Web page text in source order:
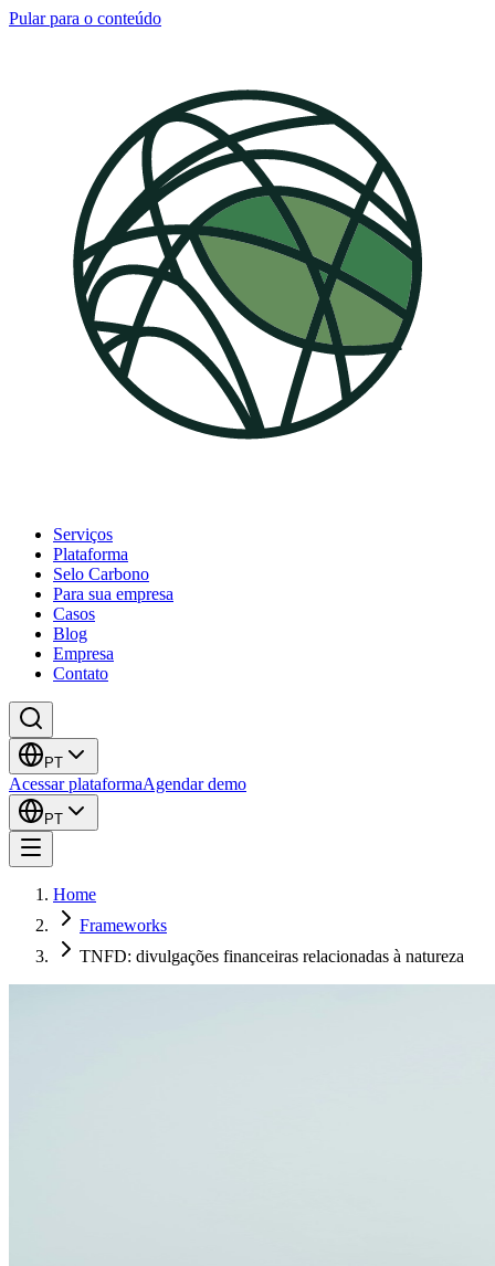
Pular para o conteúdo
Serviços
Plataforma
Selo Carbono
Para sua empresa
Casos
Blog
Empresa
Contato
PT
Acessar plataformaAgendar demo
PT
Home
Frameworks
TNFD: divulgações financeiras relacionadas à natureza